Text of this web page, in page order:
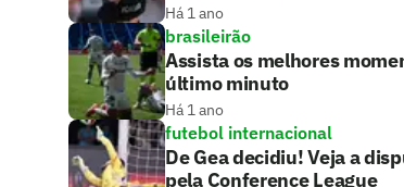
Há 1 ano
brasileirão
Assista os melhores
último minuto
Há 1 ano
futebol internacional
De Gea decidiu! Veja a
pela Conference League